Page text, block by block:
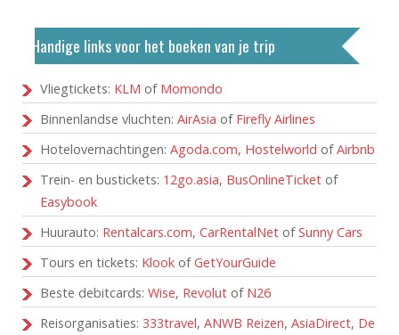
Handige links voor het boeken van je trip
Vliegtickets: KLM of Momondo
Binnenlandse vluchten: AirAsia of Firefly Airlines
Hotelovernachtingen: Agoda.com, Hostelworld ofAirbnb
Trein- en bustickets: 12go.asia, BusOnlineTicket of
Easybook
Huurauto: Rentalcars.com, CarRentalNet ofSunny Cars
Tours en tickets: Klook ofGetYourGuide
Beste debitcards: Wise, Revolut of N26
Reisorganisaties: 333travel, ANWB Reizen, AsiaDirect, De